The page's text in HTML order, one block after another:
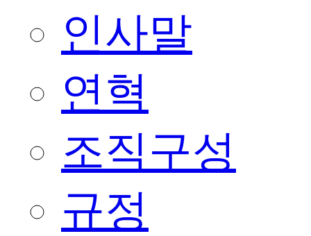
인사말
연혁
조직구성
규정